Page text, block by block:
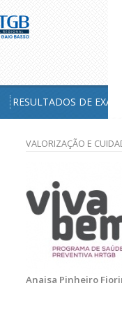
RESULTADOS DE
VALORIZAÇÃO E
Anaisa Pinheiro